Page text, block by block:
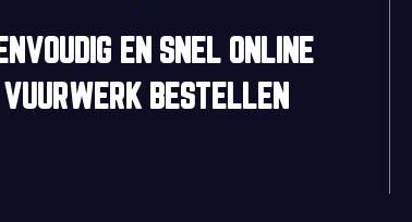
EN SNELONLINE
VUURWERK BESTELLEN